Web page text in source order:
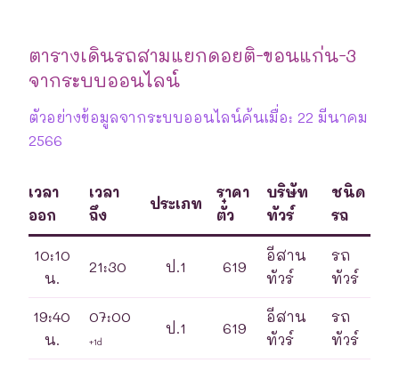
ตารางเดินรถสามแยกดอยติ-ขอนแก่น-3
จากระบบออนไลน์
ตัวอย่างข้อมูลจากระบบออนไลน์ค้นเมื่อ: 22 มีนาคม
2566
เวลา
ออก
เวลา
ถึง
ประเภท
ราคา
ตั๋ว
บริษัท
ทัวร์
ชนิด
รถ
10:10
น.
21:30 ป.1 619
อีสาน
ทัวร์
รถ
ทัวร์
19:40
น.
07:00
+1d
ป.1 619
อีสาน
ทัวร์
รถ
ทัวร์